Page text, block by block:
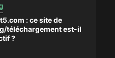
: ce site de
téléchargement est-il
?